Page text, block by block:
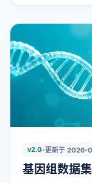
v2.0•更新于 2026-
基因组数据